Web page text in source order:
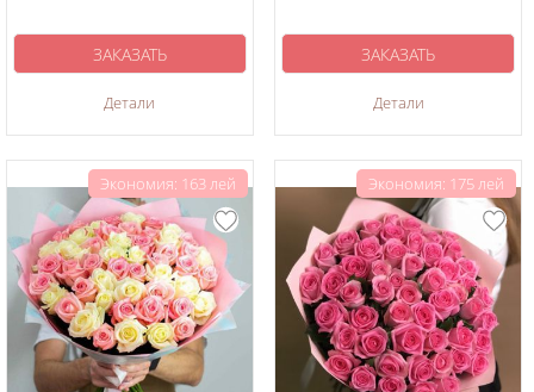
Детали
ЗАКАЗАТЬ
Детали
ЗАКАЗАТЬ
Экономия: 163 лей Экономия: 175 лей